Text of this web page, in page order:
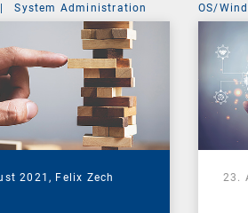
| System Administration
2021, Felix Zech
OS/
23.